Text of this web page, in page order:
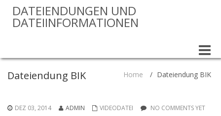
DATEIENDUNGEN UND
DATEIINFORMATIONEN
Toggle
Dateiendung BIK Home / Dateiendung BIK
DEZ 03, 2014 ADMIN VIDEODATEI NO COMMENTS YET